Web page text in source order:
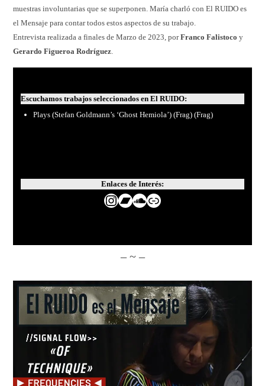
muestras involuntarias que se superponen. María charló con El RUIDO es
el Mensaje para contar todos estos aspectos de su trabajo.
Entrevista realizada a finales de Marzo de 2023, porFranco Falistoco y
Gerardo Figueroa Rodríguez.
Escuchamos trabajos seleccionados en El RUIDO:
Plays (Stefan Goldmann’s ‘Ghost Hemiola’) (Frag) (Frag)
Enlaces de Interés:
Instagram
Bandcamp
SoundCloud
Enlace
– ~ –